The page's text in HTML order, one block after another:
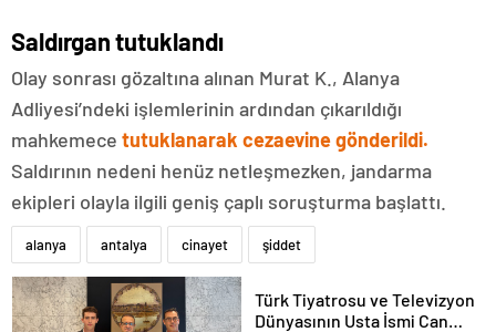
Saldırgan tutuklandı
Olay sonrası gözaltına alınan Murat K., Alanya
Adliyesi’ndeki işlemlerinin ardından çıkarıldığı
mahkemece tutuklanarak cezaevine gönderildi.
Saldırının nedeni henüz netleşmezken, jandarma
ekipleri olayla ilgili geniş çaplı soruşturma başlattı.
alanya antalya cinayet şiddet
Türk Tiyatrosu ve Televizyon
Dünyasının Usta İsmi Can